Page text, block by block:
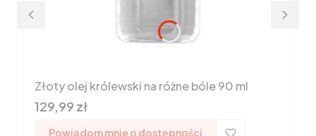
Złoty olej królewski na różne bóle 90 ml
Cena
129,99 zł
Powiadom mnie o dostępności